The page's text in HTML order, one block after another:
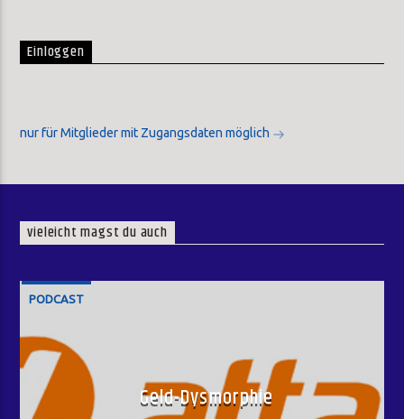
Einloggen
nur für Mitglieder mit Zugangsdaten möglich
vieleicht magst du auch
PODCAST
Geld-Dysmorphie